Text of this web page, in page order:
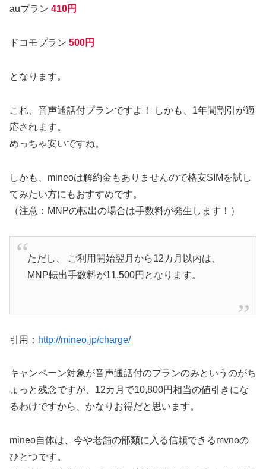
auプラン 410円
ドコモプラン 500円
となります。
これ、音声通話付プランですよ！ しかも、1年間割引が適
応されます。
めっちゃ安いですね。
しかも、mineoは解約金もありませんので格安SIMを試し
てみたい方にもおすすめです。
（注意：MNPの転出の場合は手数料が発生します！）
ただし、 ご利用開始翌月から12カ月以内は、
MNP転出手数料が11,500円となります。
引用： http://mineo.jp/charge/
キャンペーン対象が音声通話付のプランのみというのがち
ょっと残念ですが、12カ月で10,800円相当の値引きにな
るわけですから、かなりお得だと思います。
mineo自体は、今や老舗の部類に入る信頼できるmvnoの
ひとつです。